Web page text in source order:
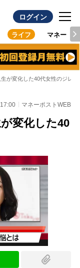
ログイン
ライフ マネー
が変化した40代女性のジレン
マネーポストWEB
変化した40